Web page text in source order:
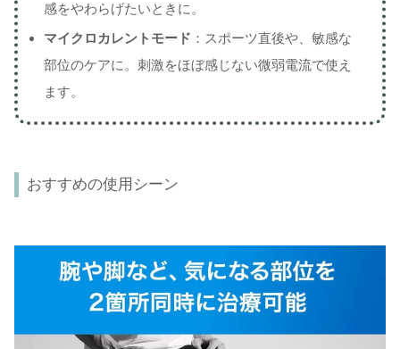
感をやわらげたいときに。
マイクロカレントモード ：スポーツ直後や、敏感な
部位のケアに。刺激をほぼ感じない微弱電流で使え
ます。
おすすめの使用シーン